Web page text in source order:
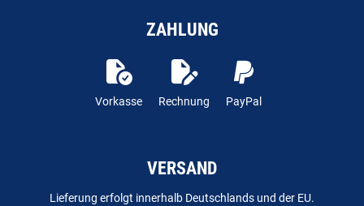
ZAHLUNG
Vorkasse Rechnung PayPal
VERSAND
Lieferung erfolgt innerhalb Deutschlands und der EU.